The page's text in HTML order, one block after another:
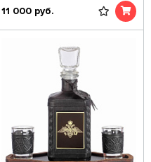
11 000 руб.